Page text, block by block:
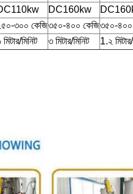
DC160kw
৩০০ কেজি৩৫০-৪০০ কেজি৩৫০-৪০০
মিনিট ৩ মিটার/মিনিট 1.২ মিটার/